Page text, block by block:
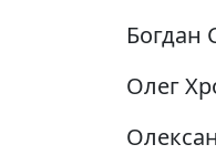
Богдан
Олег